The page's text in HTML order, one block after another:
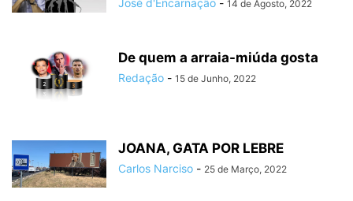
José d'Encarnação - 14 de Agosto, 2022
De quem a arraia-miúda gosta
Redação - 15 de Junho, 2022
JOANA, GATA POR LEBRE
Carlos Narciso - 25 de Março, 2022